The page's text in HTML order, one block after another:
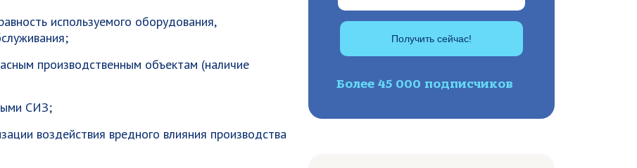
используемого оборудования,
производственным объектам (наличие
СИЗ;
воздействия вредного влияния производства
Получить сейчас!
Более 45 000 подписчиков